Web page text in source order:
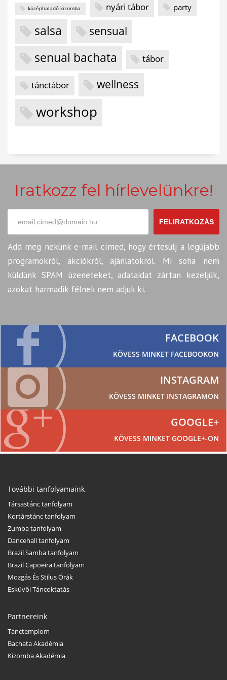
középhaladó kizomba nyári tábor party
salsa sensual
senual bachata tábor
tánctábor wellness
workshop
Iratkozz fel hírlevelünkre!
FELIRATKOZÁS
Add meg nekünk e-mail címed, hogy értesülj a legújabb
programokról, akciókról, ajánlatokról. Mi soha nem
küldünk SPAM üzeneteket, adataidat zártan kezeljük,
azokat harmadik félnek nem adjuk ki.
FACEBOOK
KÖVESS MINKET FACEBOOKON
INSTAGRAM
KÖVESS MINKET INSTAGRAMON
GOOGLE+
KÖVESS MINKET GOOGLE+-ON
További tanfolyamaink
Társastánc tanfolyam
Kortárstánc tanfolyam
Zumba tanfolyam
Dancehall tanfolyam
Brazil Samba tanfolyam
Brazil Capoeira tanfolyam
Mozgás És Stílus Órák
Esküvői Táncoktatás
Partnereink
Tánctemplom
Bachata Akadémia
Kizomba Akadémia